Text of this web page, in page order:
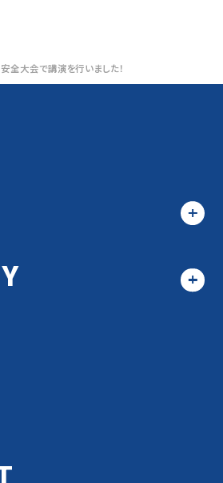
安全大会で講演を行いました！